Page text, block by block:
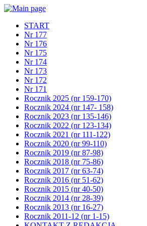
START
Nr 177
Nr 176
Nr 175
Nr 174
Nr 173
Nr 172
Nr 171
Rocznik 2025 (nr 159-170)
Rocznik 2024 (nr 147- 158)
Rocznik 2023 (nr 135-146)
Rocznik 2022 (nr 123-134)
Rocznik 2021 (nr 111-122)
Rocznik 2020 (nr 99-110)
Rocznik 2019 (nr 87-98)
Rocznik 2018 (nr 75-86)
Rocznik 2017 (nr 63-74)
Rocznik 2016 (nr 51-62)
Rocznik 2015 (nr 40-50)
Rocznik 2014 (nr 28-39)
Rocznik 2013 (nr 16-27)
Rocznik 2011-12 (nr 1-15)